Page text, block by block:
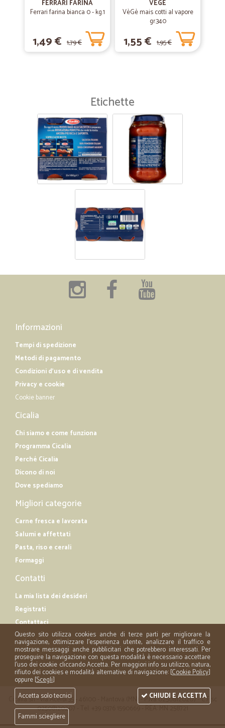
FERRARI FARINA
Ferrari farina bianca 0 - kg.1
1,49 € 1,79 €
VÉGÉ
VèGè mais cotti al vapore
gr.340
1,55 € 1,95 €
Etichette
Informazioni
Tempi di spedizione
Metodi di pagamento
Condizioni d'uso e di vendita
Privacy e cookie
Cookie banner
Cicalia
Chi siamo e come funziona
Programma Cicalia
Perché Cicalia
Dicono di noi
Dove spediamo
Migliori categorie
Carne fresca e lavorata
Salumi e affettati
Pasta, riso e cerali
Formaggi
Contatti
La mia lista dei desideri
Registrati
Contattaci
Cicalia srl - via Acerbi 35 - 46100 - Mantova (MN) - P.iva 02508120207 - C.Fisc
02508120207 - Tel. +39 0376 1590669 - REA: MN 258721
Questo sito utilizza cookies anche di terze parti per migliorare la
navigazione, ottimizzare l'esperienza utente, analizzare il traffico e
mostrare messaggi anche pubblicitari che potrebbero interessati. Per
proseguire la navigazione con questa modalità è necessario accettare
l'uso dei cookie cliccando Accetta. Per maggiori info su utilizzo, natura,
rifiuto dei cookies e modalità alternative di navigazione: [Cookie Policy]
oppure [Scegli]
Accetta solo tecnici
Fammi sciegliere
CHIUDI E ACCETTA